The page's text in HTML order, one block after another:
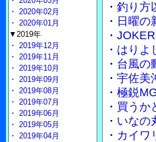
・ 釣り方
・ 日曜
・
・ はりよ
・ 台風の
・ 宇佐美
・ 極鋭
・ 買うか
・ いなの
・ カイワ
・ 2020年02月
・ 2020年01月
▼2019年
・ 2019年12月
・ 2019年11月
・ 2019年10月
・ 2019年09月
・ 2019年08月
・ 2019年07月
・ 2019年06月
・ 2019年05月
・ 2019年04月